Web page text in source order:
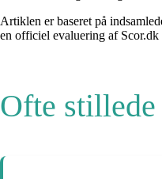
Artiklen er baseret på
en officiel evaluering af Scor.dk
Ofte stillede